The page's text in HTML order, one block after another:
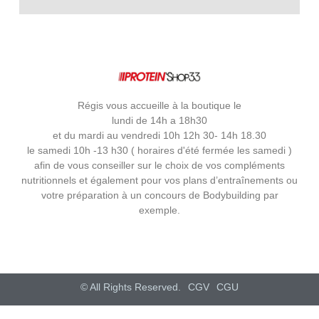
Régis vous accueille à la boutique le
lundi de 14h a 18h30
et du mardi au vendredi 10h 12h 30- 14h 18.30
le samedi 10h -13 h30 ( horaires d'été fermée les samedi )
afin de vous conseiller sur le choix de vos compléments
nutritionnels et également pour vos plans d’entraînements ou
votre préparation à un concours de Bodybuilding par
exemple.
© All Rights Reserved. CGV CGU